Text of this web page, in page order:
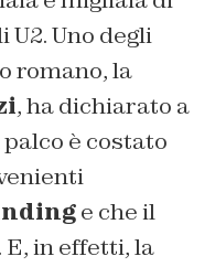
U2. Uno degli
romano, la
, ha dichiarato a
è costato
e che il
in effetti, la